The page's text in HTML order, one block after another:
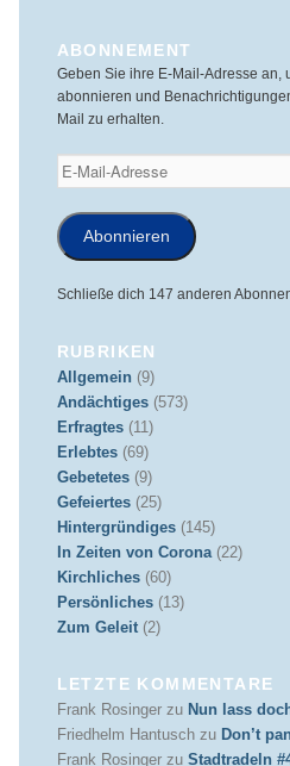
ABONNEMENT
Geben Sie ihre E-Mail-Adresse an,
abonnieren und
Mail zu erhalten.
E-
Mail-
Adresse
Abonnieren
Schließe dich 147 anderen
RUBRIKEN
Allgemein (9)
Andächtiges(573)
Erfragtes(11)
Erlebtes(69)
Gebetetes(9)
Gefeiertes(25)
Hintergründiges(145)
In Zeiten von Corona(22)
Kirchliches(60)
Persönliches(13)
Zum Geleit(2)
LETZTE KOMMENTARE
Frank Rosingerzu Nun lass
Friedhelm Hantuschzu Don’t
Frank Rosingerzu Stadtradeln